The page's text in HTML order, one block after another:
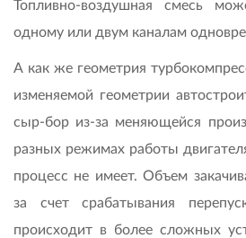
Топливно-воздушная смесь
одному или двум каналам
А как же геометрия
изменяемой геометрии
сыр-бор из-за меняющейся
разных режимах работы
процесс не имеет. Объем
за счет срабатывания
происходит в более сложных